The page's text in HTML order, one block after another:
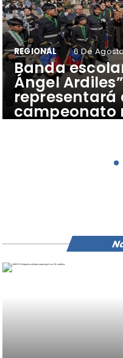
​Banda
Ángel
representará
campeonato
REGIONAL 6 De